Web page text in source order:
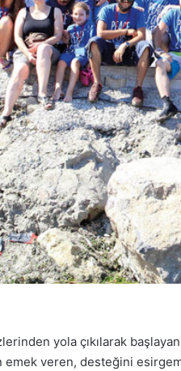
yola çıkılarak
veren, desteğini